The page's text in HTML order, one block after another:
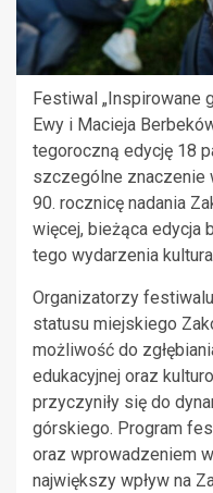
Festiwal „Inspirowane
Ewy i Macieja
tegoroczną edycję 18
szczególne znaczenie
90. rocznicę nadania
więcej, bieżąca edycja
tego wydarzenia
Organizatorzy
statusu miejskiego
możliwość do
edukacyjnej oraz
przyczyniły się do
górskiego. Program
oraz wprowadzeniem
największy wpływ na